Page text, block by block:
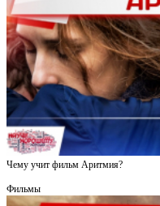
Чему учит фильм Аритмия?
Фильмы